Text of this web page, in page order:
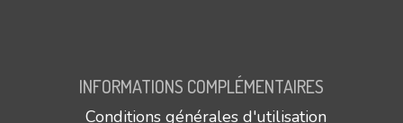
INFORMATIONS COMPLÉMENTAIRES
Conditions générales d'utilisation